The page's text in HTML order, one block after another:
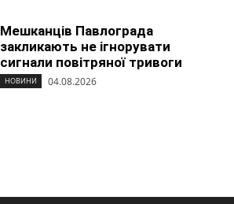
Мешканців Павлограда
закликають не ігнорувати
сигнали повітряної тривоги
НОВИНИ 04.08.2026